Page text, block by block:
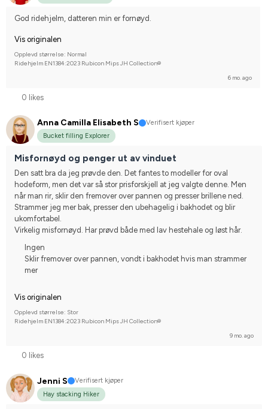
God ridehjelm, datteren min er fornøyd.
Vis originalen
Opplevd størrelse: Normal
Ridehjelm EN1384:2023 Rubicon Mips JH Collection®
6 mo. ago
0 likes
Anna Camilla Elisabeth S
Verifisert kjøper
Bucket filling Explorer
Misfornøyd og penger ut av vinduet
Den satt bra da jeg prøvde den. Det fantes to modeller for oval
hodeform, men det var så stor prisforskjell at jeg valgte denne. Men
når man rir, sklir den fremover over pannen og presser brillene ned.
Strammer jeg mer bak, presser den ubehagelig i bakhodet og blir
ukomfortabel.
Virkelig misfornøyd. Har prøvd både med lav hestehale og løst hår.
Ingen
Sklir fremover over pannen, vondt i bakhodet hvis man strammer
mer
Vis originalen
Opplevd størrelse: Stor
Ridehjelm EN1384:2023 Rubicon Mips JH Collection®
9 mo. ago
0 likes
Jenni S
Verifisert kjøper
Hay stacking Hiker